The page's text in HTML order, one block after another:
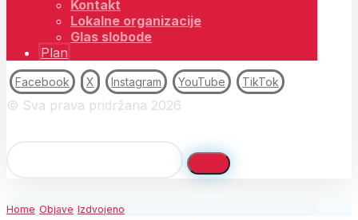
Kontakt
Lokalne organizacije
Glas slobode
Plan
Facebook X Instagram YouTube TikTok
© Sva prava pridržana 2026
Home Objave Izdvojeno